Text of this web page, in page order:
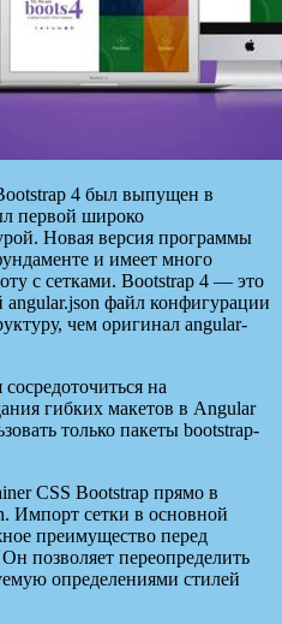
4 был выпущен в
первой широко
Новая версия программы
и имеет много
с сетками. Bootstrap 4 — это
файл конфигурации
чем оригинал angular-
на
гибких макетов в Angular
только пакеты bootstrap-
CSS Bootstrap прямо в
Импорт сетки в основной
преимущество перед
позволяет переопределить
определениями стилей